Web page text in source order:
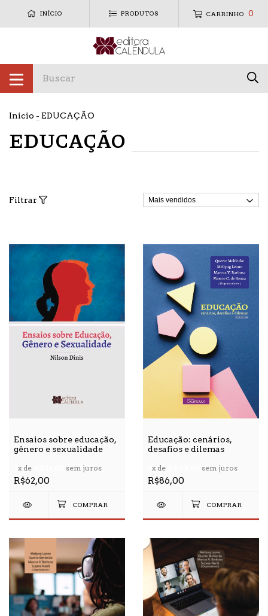
INÍCIO PRODUTOS CARRINHO 0
Início - EDUCAÇÃO
EDUCAÇÃO
Filtrar
Ensaios sobre educação,
gênero e sexualidade
x de sem juros
R$62,00
Educação: cenários,
desafios e dilemas
x de sem juros
R$86,00